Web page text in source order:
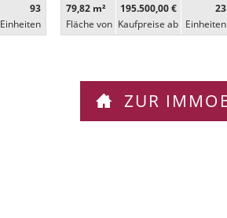
93
Ein­heiten
79,82 m²
Fläche von
195.500,00 €
Kaufpreise ab
23
Ein­heiten
ZUR